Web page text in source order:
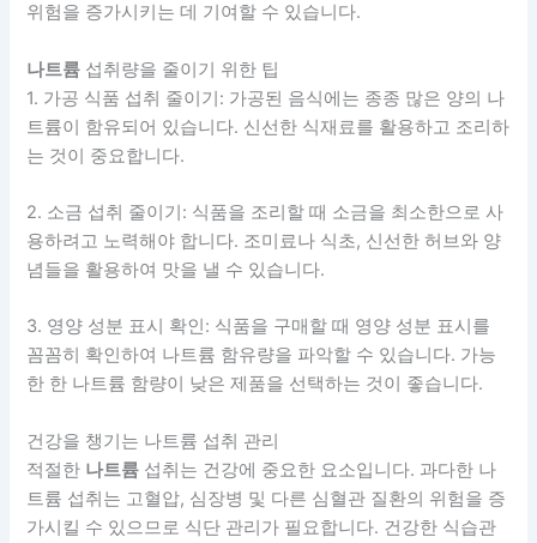
위험을 증가시키는 데 기여할 수 있습니다.
나트륨 섭취량을 줄이기 위한 팁
1. 가공 식품 섭취 줄이기: 가공된 음식에는 종종 많은 양의 나
트륨이 함유되어 있습니다. 신선한 식재료를 활용하고 조리하
는 것이 중요합니다.
2. 소금 섭취 줄이기: 식품을 조리할 때 소금을 최소한으로 사
용하려고 노력해야 합니다. 조미료나 식초, 신선한 허브와 양
념들을 활용하여 맛을 낼 수 있습니다.
3. 영양 성분 표시 확인: 식품을 구매할 때 영양 성분 표시를
꼼꼼히 확인하여 나트륨 함유량을 파악할 수 있습니다. 가능
한 한 나트륨 함량이 낮은 제품을 선택하는 것이 좋습니다.
건강을 챙기는 나트륨 섭취 관리
적절한 나트륨 섭취는 건강에 중요한 요소입니다. 과다한 나
트륨 섭취는 고혈압, 심장병 및 다른 심혈관 질환의 위험을 증
가시킬 수 있으므로 식단 관리가 필요합니다. 건강한 식습관